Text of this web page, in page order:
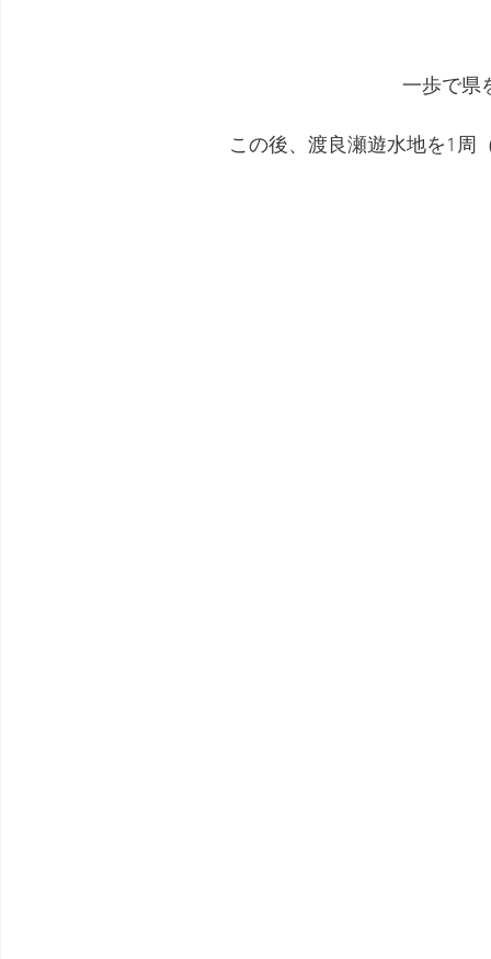
一歩で県
この後、渡良瀬遊水地を1周